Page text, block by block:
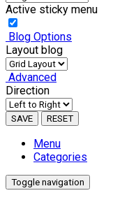
Active sticky menu
Blog Options
Layout blog
Advanced
Direction
SAVE RESET
Menu
Categories
Toggle navigation